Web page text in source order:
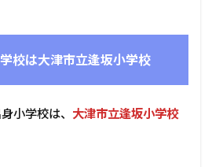
校は大津市立逢坂小学校
小学校は、 大津市立逢坂小学校